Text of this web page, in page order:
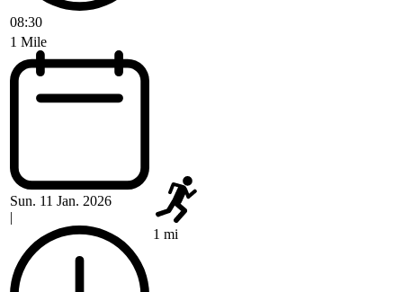
08:30
1 Mile
Sun. 11 Jan. 2026
|
1 mi